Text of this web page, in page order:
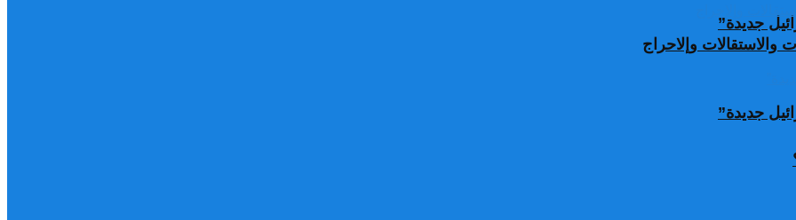
جديدة”
وإلاحراج
جديدة”